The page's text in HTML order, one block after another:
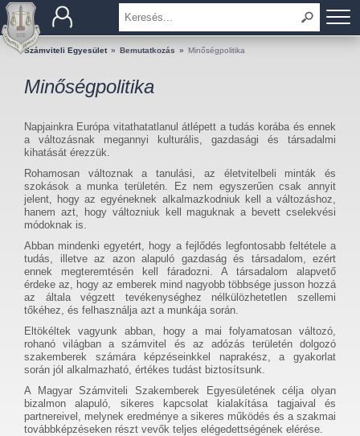
BEMUTATKOZÁS
TAGOK
OKTATÁS
TUDÁSTÁR
KIADVÁNYOK
KAPCSOLAT
Számviteli Egyesület » Bemutatkozás » Minőségpolitika
Minőségpolitika
Napjainkra Európa vitathatatlanul átlépett a tudás korába és ennek
a változásnak megannyi kulturális, gazdasági és társadalmi
kihatását érezzük.
Rohamosan változnak a tanulási, az életvitelbeli minták és
szokások a munka területén. Ez nem egyszerűen csak annyit
jelent, hogy az egyéneknek alkalmazkodniuk kell a változáshoz,
hanem azt, hogy változniuk kell maguknak a bevett cselekvési
módoknak is.
Abban mindenki egyetért, hogy a fejlődés legfontosabb feltétele a
tudás, illetve az azon alapuló gazdaság és társadalom, ezért
ennek megteremtésén kell fáradozni. A társadalom alapvető
érdeke az, hogy az emberek mind nagyobb többsége jusson hozzá
az általa végzett tevékenységhez nélkülözhetetlen szellemi
tőkéhez, és felhasználja azt a munkája során.
Eltökéltek vagyunk abban, hogy a mai folyamatosan változó,
rohanó világban a számvitel és az adózás területén dolgozó
szakemberek számára képzéseinkkel naprakész, a gyakorlat
során jól alkalmazható, értékes tudást biztosítsunk.
A Magyar Számviteli Szakemberek Egyesületének célja olyan
bizalmon alapuló, sikeres kapcsolat kialakítása tagjaival és
partnereivel, melynek eredménye a sikeres működés és a szakmai
továbbképzéseken részt vevők teljes elégedettségének elérése.